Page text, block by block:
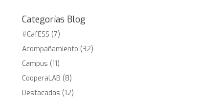
Categorías Blog
#CafESS (7)
Acompañamiento (32)
Campus (11)
CooperaLAB (8)
Destacadas (12)